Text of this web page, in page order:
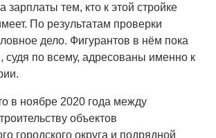
зарплаты тем, кто к этой стройке
По результатам проверки
дело. Фигурантов в нём пока
судя по всему, адресованы именно к
в ноябре 2020 года между
объектов
городского округа и подрядной